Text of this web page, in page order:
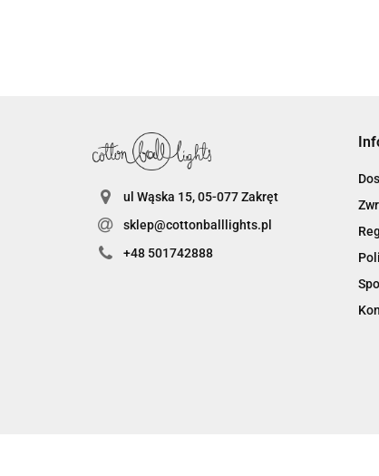
ul Wąska 15, 05-077 Zakręt
sklep@cottonballlights.pl
+48 501742888